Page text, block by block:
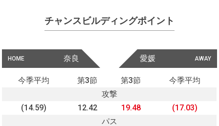
チャンスビルディングポイント
HOME 奈良 AWAY
愛媛
今季平均 第3節 第3節
今季平均
攻撃
(14.59)
12.42 19.48
(17.03)
パス